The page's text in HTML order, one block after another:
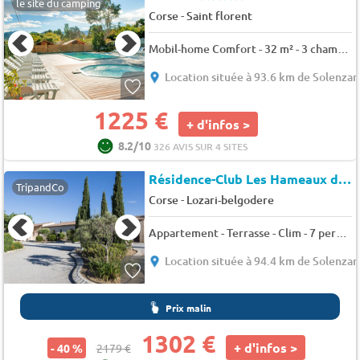
Corse-Saint florent
Mobil-home Comfort - 32 m² - 3 chambres - Terrasse surélevée 6 pers.
Location située à 93.6 km de
1225 € + d'infos >
8.2/10 326 AVIS SUR 4 SITES
TripandCo Résidence-Club Les Hameaux de Capra Scorsa
Corse- Lozari-belgodere
Appartement - Terrasse - Clim - 7 pers. - 52m2
Location située à 94.4 km de
Prix malin
- 40 % 2179 € 1302 € + d'infos >